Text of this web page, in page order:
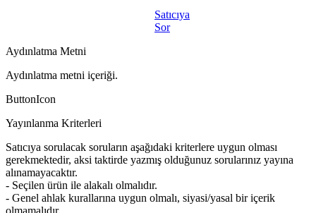
Satıcıya
Sor
Aydınlatma Metni
Aydınlatma metni içeriği.
ButtonIcon
Yayınlanma Kriterleri
Satıcıya sorulacak soruların aşağıdaki kriterlere uygun olması
gerekmektedir, aksi taktirde yazmış olduğunuz sorularınız yayına
alınamayacaktır.
- Seçilen ürün ile alakalı olmalıdır.
- Genel ahlak kurallarına uygun olmalı, siyasi/yasal bir içerik